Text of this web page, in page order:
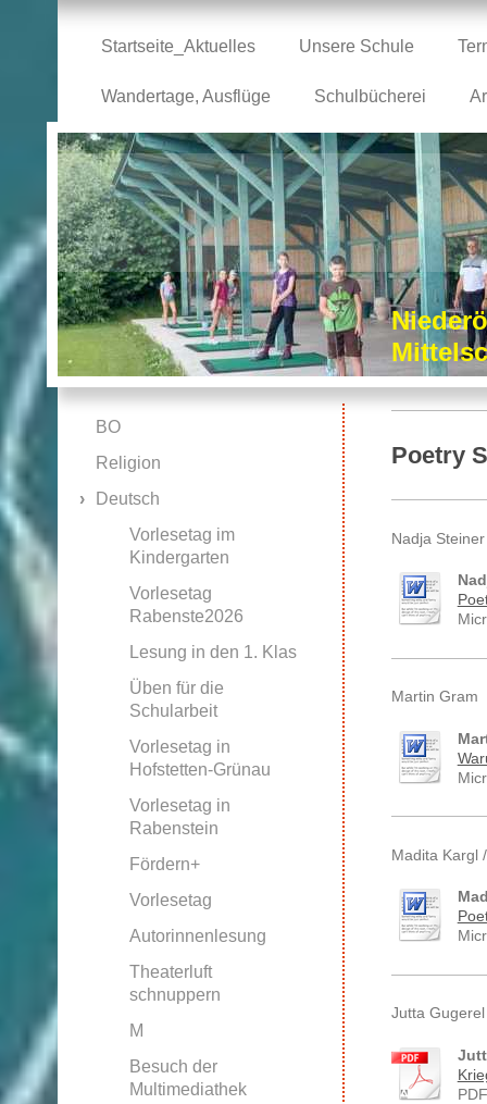
Startseite_Aktuelles Unsere Schule
Wandertage, Ausflüge Schulbücherei
Poetry
Nadja Steiner
Martin Gram
Madita Kargl
Jutta Gugerel
BO
Religion
Deutsch
Vorlesetag im
Kindergarten
Vorlesetag
Rabenste2026
Lesung in den 1. Klas
Üben für die
Schularbeit
Vorlesetag in
Hofstetten-Grünau
Vorlesetag in
Rabenstein
Fördern+
Vorlesetag
Autorinnenlesung
Theaterluft
schnuppern
M
Besuch der
Multimediathek